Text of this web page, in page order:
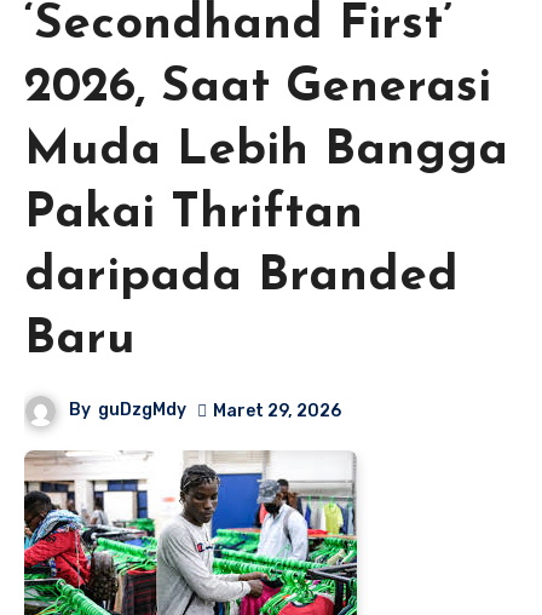
‘Secondhand First’
2026, Saat Generasi
Muda Lebih Bangga
Pakai Thriftan
daripada Branded
Baru
By guDzgMdy Maret 29, 2026